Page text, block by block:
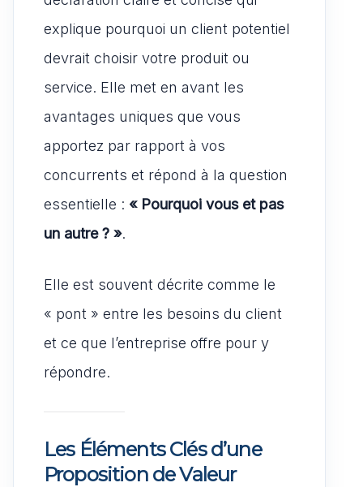
explique pourquoi un client potentiel
devrait choisir votre produit ou
service. Elle met en avant les
avantages uniques que vous
apportez par rapport à vos
concurrents et répond à la question
essentielle : « Pourquoi vous et pas
un autre ? ».
Elle est souvent décrite comme le
« pont » entre les besoins du client
et ce que l’entreprise offre pour y
répondre.
Les Éléments Clés d’une
Proposition de Valeur